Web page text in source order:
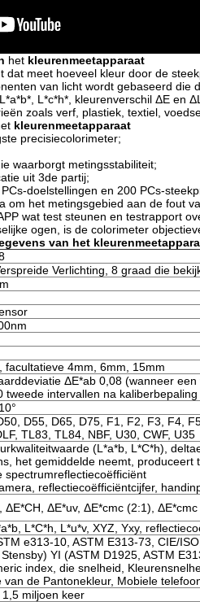
het kleurenmeetapparaat
dat meet hoeveel kleur door de
van licht wordt gebaseerd
L*c*h*, kleurenverschil ΔE en
zoals verf, plastiek, textiel,
kleurenmeetapparaat
precisiecolorimeter;
waarborgt metingsstabiliteit;
uit 3de partij;
doelstellingen en 200 PCs-
om het metingsgebied aan de fout
wat test steunen en testrapport
ogen, is de colorimeter
van het
Verlichting, 8 graad die
facultatieve 4mm, 6mm, 15mm
ΔE*ab 0,08 (wanneer
tweede intervallen na
D55, D65, D75, F1, F2, F3, F4,
TL83, TL84, NBF, U30, CWF, U35
(L*a*b, L*C*h),
het gemiddelde neemt, produceert
spectrumreflectiecoëfficiënt
reflectiecoëfficiëntcijfer,
ΔE*CH, ΔE*uv, ΔE*cmc (2:1),
L*C*h, L*u*v, XYZ, Yxy,
e313-10, ASTM E313-73, CIE/
YI (ASTM D1925, ASTM
index, die snelheid,
van de Pantonekleur, Mobiele
1,5 miljoen keer